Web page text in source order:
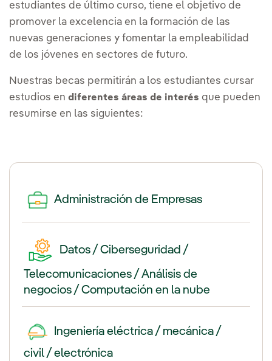
estudiantes de último curso, tiene el objetivo de
promover la excelencia en la formación de las
nuevas generaciones y fomentar la empleabilidad
de los jóvenes en sectores de futuro.
Nuestras becas permitirán a los estudiantes cursar
estudios en diferentes áreas de interés que pueden
resumirse en las siguientes:
Administración de Empresas
Datos / Ciberseguridad /
Telecomunicaciones / Análisis de
negocios / Computación en la nube
Ingeniería eléctrica / mecánica /
civil / electrónica